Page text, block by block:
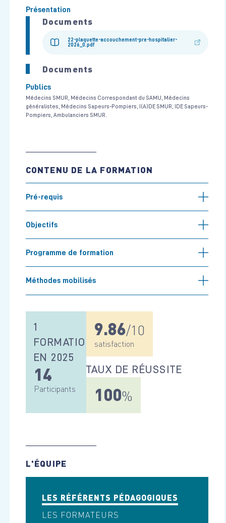
Présentation
Documents
22-plaquette-accouchement-pre-hospitalier-
2026_0.pdf
Documents
Publics
Médecins SMUR, Médecins Correspondant du SAMU, Médecins
généralistes, Médecins Sapeurs-Pompiers, I(A)DE SMUR, IDE Sapeurs-
Pompiers, Ambulanciers SMUR.
CONTENU DE LA FORMATION
Pré-requis
Objectifs
Programme de formation
Méthodes mobilisés
1
FORMATIONS
EN 2025
14
Participants
9.86/10
satisfaction
TAUX DE RÉUSSITE
100%
L'ÉQUIPE
LES RÉFÉRENTS PÉDAGOGIQUES
LES FORMATEURS